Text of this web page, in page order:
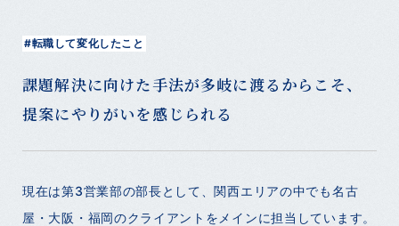
#転職して変化したこと
課題解決に向けた手法が多岐に渡るからこそ、
提案にやりがいを感じられる
現在は第3営業部の部長として、関西エリアの中でも名古
屋・大阪・福岡のクライアントをメインに担当しています。